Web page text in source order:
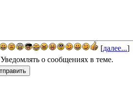
[далее...]
Уведомлять о сообщениях в теме.